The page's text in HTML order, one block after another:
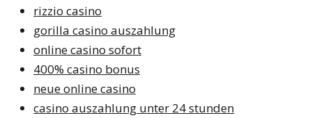
rizzio casino
gorilla casino auszahlung
online casino sofort
400% casino bonus
neue online casino
casino auszahlung unter 24 stunden